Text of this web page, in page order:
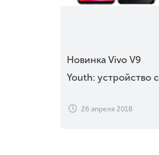
Новинка Vivo V9
Youth: устройство с
вырезом вверху
26 апреля 2018